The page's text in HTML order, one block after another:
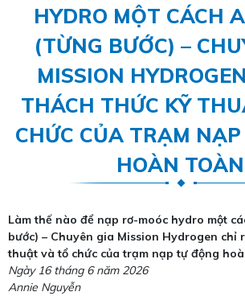
HYDRO MỘT CÁCH
(TỪNG BƯỚC) –
MISSION
THÁCH THỨC KỸ
CHỨC CỦA TRẠM
HOÀN TOÀN
Làm thế nào để nạp rơ-moóc hydro một
bước) – Chuyên gia Mission Hydrogen chỉ
thuật và tổ chức của trạm nạp tự động
Ngày 16 tháng 6 năm 2026
Annie Nguyễn